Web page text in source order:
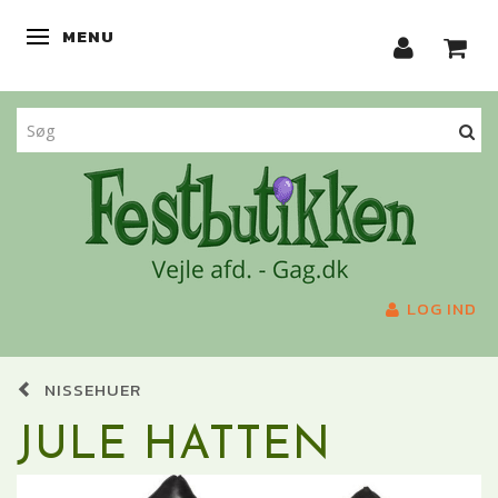
SKIFTE NAVIGATION
MENU
LOG IND
NISSEHUER
JULE HATTEN